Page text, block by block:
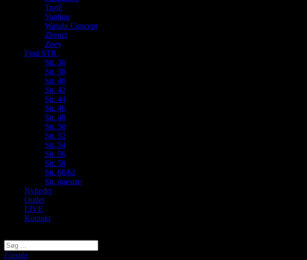
Trofé
Vanting
Wasabi Concept
Zhenzi
Zoey
Find STR.
Str. 36
Str. 38
Str. 40
Str. 42
Str. 44
Str. 46
Str. 48
Str. 50
Str. 52
Str. 54
Str. 56
Str. 58
Str. 60/62
Str. onesize
Nyheder
Outlet
LIVE
Kontakt
Forside